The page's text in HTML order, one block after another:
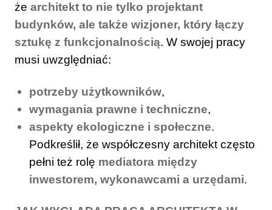
że architekt to nie tylko projektant
budynków, ale także wizjoner, który łączy
sztukę z funkcjonalnością. W swojej pracy
musi uwzględniać:
potrzeby użytkowników,
wymagania prawne i techniczne,
aspekty ekologiczne i społeczne.
Podkreślił, że współczesny architekt często
pełni też rolę mediatora między
inwestorem, wykonawcami a urzędami.